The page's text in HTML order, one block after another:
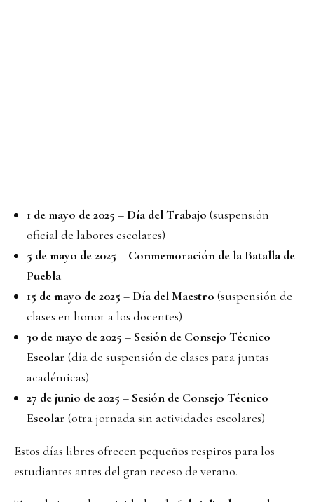
1 de mayo de 2025 – Día del Trabajo (suspensión
oficial de labores escolares)
5 de mayo de 2025 – Conmemoración de la Batalla de
Puebla
15 de mayo de 2025 – Día del Maestro (suspensión de
clases en honor a los docentes)
30 de mayo de 2025 – Sesión de Consejo Técnico
Escolar (día de suspensión de clases para juntas
académicas)
27 de junio de 2025 – Sesión de Consejo Técnico
Escolar (otra jornada sin actividades escolares)
Estos días libres ofrecen pequeños respiros para los
estudiantes antes del gran receso de verano.